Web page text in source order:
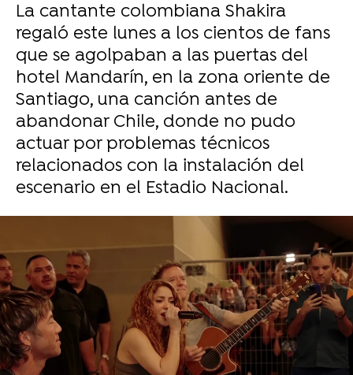
La cantante colombiana Shakira
regaló este lunes a los cientos de fans
que se agolpaban a las puertas del
hotel Mandarín, en la zona oriente de
Santiago, una canción antes de
abandonar Chile, donde no pudo
actuar por problemas técnicos
relacionados con la instalación del
escenario en el Estadio Nacional.
¿Qué está pasando en la gira de Shakira? La
cantante cancela otro concierto por problemas
técnicos